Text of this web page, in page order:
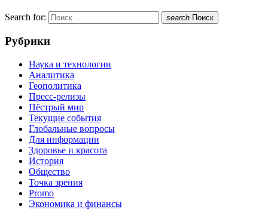
Search for: search Поиск
Рубрики
Наука и технологии
Аналитика
Геополитика
Пресс-релизы
Пёстрый мир
Текущие события
Глобальные вопросы
Для информации
Здоровье и красота
История
Общество
Точка зрения
Promo
Экономика и финансы